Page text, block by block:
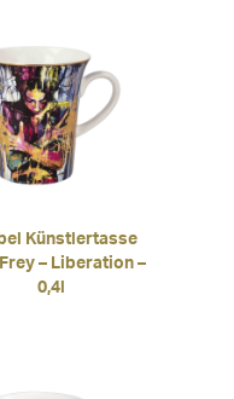
Künstlertasse
– Liberation –
0,4l